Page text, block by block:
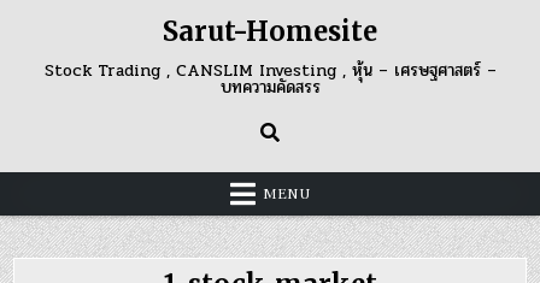
content
Sarut-Homesite
Stock Trading , CANSLIM Investing , หุ้น – เศรษฐศาสตร์ –
บทความคัดสรร
MENU